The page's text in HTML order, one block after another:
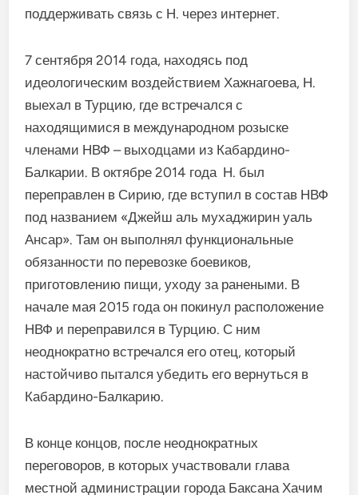
поддерживать связь с Н. через интернет.
7 сентября 2014 года, находясь под
идеологическим воздействием Хажнагоева, Н.
выехал в Турцию, где встречался с
находящимися в международном розыске
членами НВФ – выходцами из Кабардино-
Балкарии. В октябре 2014 года Н. был
переправлен в Сирию, где вступил в состав НВФ
под названием «Джейш аль мухаджирин уаль
Ансар». Там он выполнял функциональные
обязанности по перевозке боевиков,
приготовлению пищи, уходу за ранеными. В
начале мая 2015 года он покинул расположение
НВФ и переправился в Турцию. С ним
неоднократно встречался его отец, который
настойчиво пытался убедить его вернуться в
Кабардино-Балкарию.
В конце концов, после неоднократных
переговоров, в которых участвовали глава
местной администрации города Баксана Хачим